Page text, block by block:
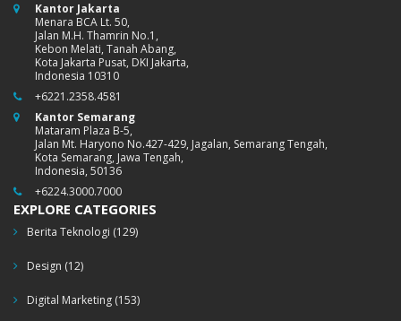
Kantor Jakarta
Menara BCA Lt. 50,
Jalan M.H. Thamrin No.1,
Kebon Melati, Tanah Abang,
Kota Jakarta Pusat, DKI Jakarta,
Indonesia 10310
+6221.2358.4581
Kantor Semarang
Mataram Plaza B-5,
Jalan Mt. Haryono No.427-429, Jagalan, Semarang Tengah,
Kota Semarang, Jawa Tengah,
Indonesia, 50136
+6224.3000.7000
EXPLORE CATEGORIES
Berita Teknologi (129)
Design (12)
Digital Marketing (153)